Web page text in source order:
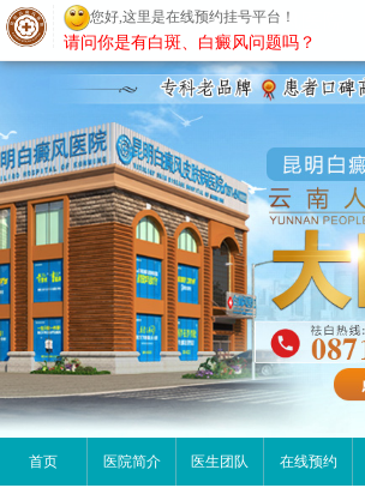
昆明白癜风医院
首页 医院简介 医生团队 在线预约
您好,这里是在线预约挂号平台！
请问你是有白斑、白癜风问题吗？